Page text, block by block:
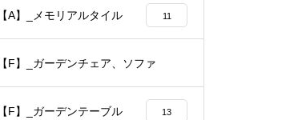
A】_メモリアルタイル 11
F】_ガーデンチェア、ソファ
F】_ガーデンテーブル 13